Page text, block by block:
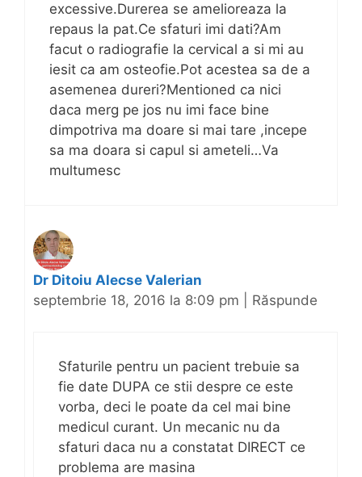
excessive.Durerea se amelioreaza la
repaus la pat.Ce sfaturi imi dati?Am
facut o radiografie la cervical a si mi au
iesit ca am osteofie.Pot acestea sa de a
asemenea dureri?Mentioned ca nici
daca merg pe jos nu imi face bine
dimpotriva ma doare si mai tare ,incepe
sa ma doara si capul si ameteli…Va
multumesc
Dr Ditoiu Alecse Valerian
septembrie 18, 2016 la 8:09 pm
Răspunde
Sfaturile pentru un pacient trebuie sa
fie date DUPA ce stii despre ce este
vorba, deci le poate da cel mai bine
medicul curant. Un mecanic nu da
sfaturi daca nu a constatat DIRECT ce
problema are masina